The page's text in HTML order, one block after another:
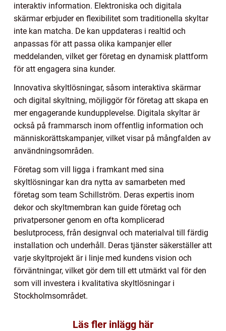
interaktiv information. Elektroniska och digitala
skärmar erbjuder en flexibilitet som traditionella skyltar
inte kan matcha. De kan uppdateras i realtid och
anpassas för att passa olika kampanjer eller
meddelanden, vilket ger företag en dynamisk plattform
för att engagera sina kunder.
Innovativa skyltlösningar, såsom interaktiva skärmar
och digital skyltning, möjliggör för företag att skapa en
mer engagerande kundupplevelse. Digitala skyltar är
också på frammarsch inom offentlig information och
människorättskampanjer, vilket visar på mångfalden av
användningsområden.
Företag som vill ligga i framkant med sina
skyltlösningar kan dra nytta av samarbeten med
företag som team Schillström. Deras expertis inom
dekor och skyltmembran kan guide företag och
privatpersoner genom en ofta komplicerad
beslutprocess, från designval och materialval till färdig
installation och underhåll. Deras tjänster säkerställer att
varje skyltprojekt är i linje med kundens vision och
förväntningar, vilket gör dem till ett utmärkt val för den
som vill investera i kvalitativa skyltlösningar i
Stockholmsområdet.
Läs fler inlägg här